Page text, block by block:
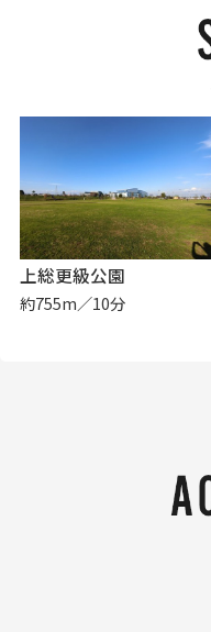
上総更級公園
約755m／10分